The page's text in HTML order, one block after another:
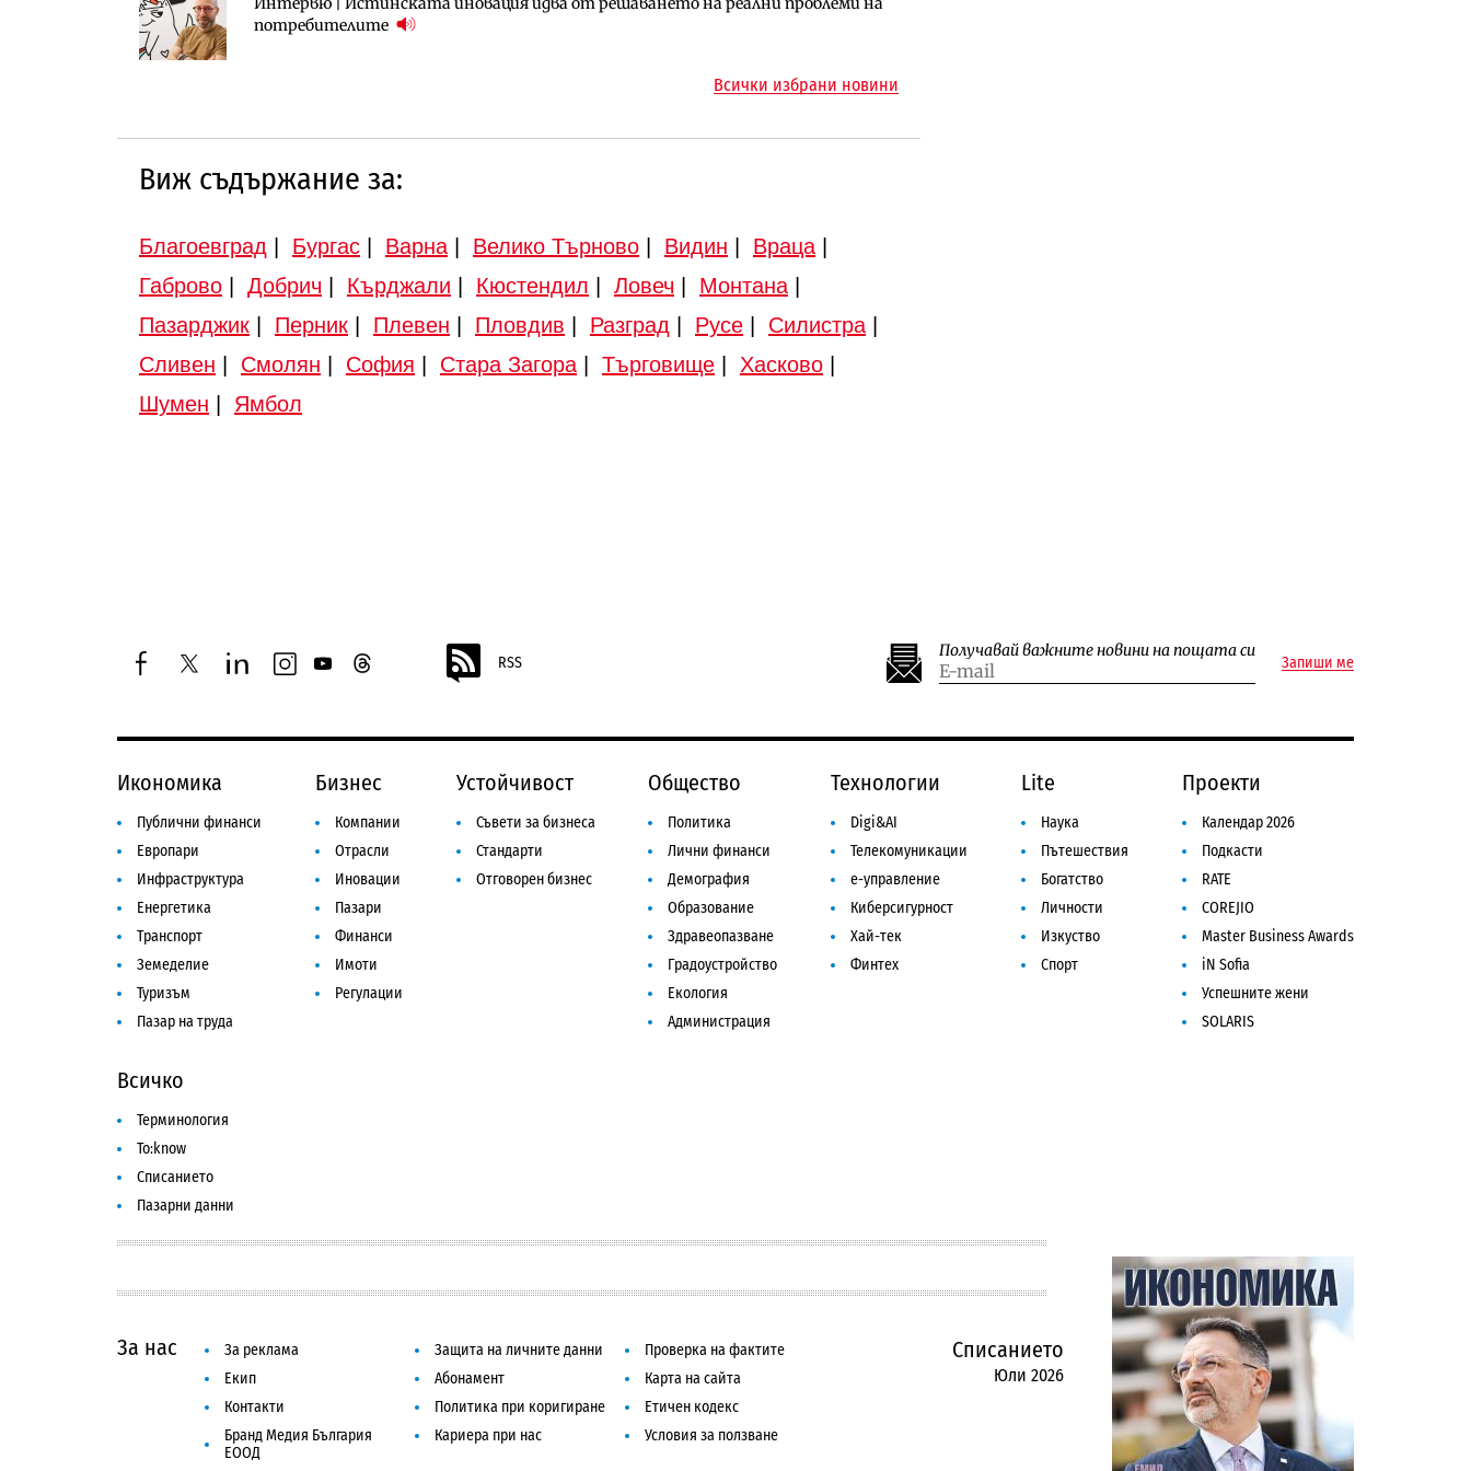
потребителите
Търново
„Черно море“
Всички избрани новини
Виж съдържание за:
Благоевград Бургас Варна Велико Търново Видин Враца
Габрово
Добрич Кърджали Кюстендил Ловеч Монтана
Пазарджик
Перник Плевен Пловдив Разград Русе Силистра
Сливен
Смолян София Стара Загора Търговище Хасково
Шумен
Ямбол
facebooktwitterlinkedininstagram
youtubethreads RSS
Получавай важните новини на пощата си
Запиши ме
Икономика
Публични финанси
Европари
Инфраструктура
Енергетика
Транспорт
Земеделие
Туризъм
Пазар на труда
Бизнес
Компании
Отрасли
Иновации
Пазари
Финанси
Имоти
Регулации
Устойчивост
Съвети за бизнеса
Стандарти
Отговорен бизнес
Общество
Политика
Лични финанси
Демография
Образование
Здравеопазване
Градоустройство
Екология
Администрация
Технологии
Digi&AI
Телекомуникации
е-управление
Киберсигурност
Хай-тек
Финтех
Lite
Наука
Пътешествия
Богатство
Личности
Изкуство
Спорт
Проекти
Календар 2026
Подкасти
RATE
COREJIO
Master Business Awards
iN Sofia
Успешните жени
SOLARIS
Всичко
Терминология
To:know
Списанието
Пазарни данни
За нас За реклама Защита на личните данни
Проверка на фактите
Екип
Абонамент
Карта на сайта
Контакти
Политика при коригиране
Етичен кодекс
Бранд Медия България
ЕООД
Кариера при нас Условия за ползване
Списанието
Юли 2026